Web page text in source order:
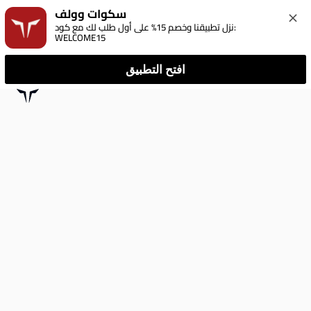
سكوات وولف
نزل تطبيقنا وخصم 15% على أول طلب لك مع كود:
WELCOME15
افتح التطبيق